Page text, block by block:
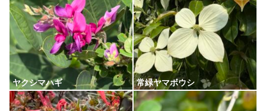
ヤクシマハギ 常緑ヤマボウシ